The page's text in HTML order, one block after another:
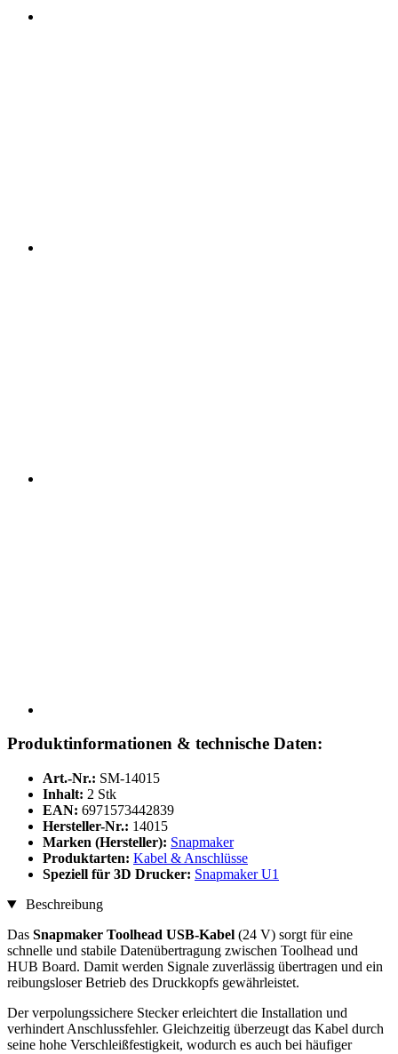
Produktinformationen & technische Daten:
Art.-Nr.: SM-14015
Inhalt: 2 Stk
EAN: 6971573442839
Hersteller-Nr.: 14015
Marken (Hersteller): Snapmaker
Produktarten: Kabel & Anschlüsse
Speziell für 3D Drucker: Snapmaker U1
Beschreibung
Das Snapmaker Toolhead USB-Kabel (24 V) sorgt für eine
schnelle und stabile Datenübertragung zwischen Toolhead und
HUB Board. Damit werden Signale zuverlässig übertragen und ein
reibungsloser Betrieb des Druckkopfs gewährleistet.
Der verpolungssichere Stecker erleichtert die Installation und
verhindert Anschlussfehler. Gleichzeitig überzeugt das Kabel durch
seine hohe Verschleißfestigkeit, wodurch es auch bei häufiger